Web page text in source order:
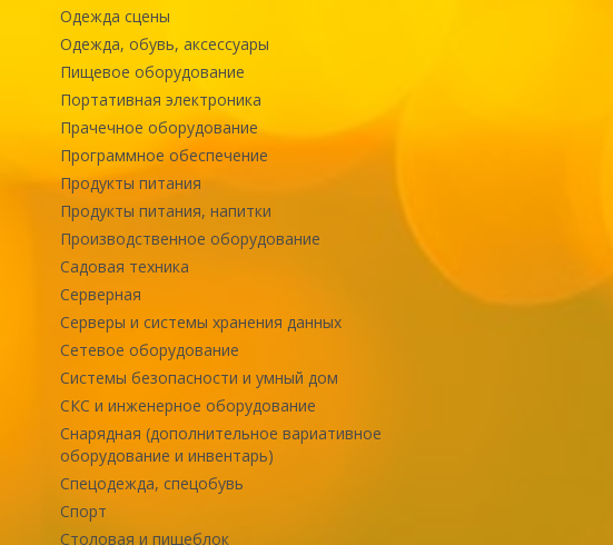
Одежда сцены
Одежда, обувь, аксессуары
Пищевое оборудование
Портативная электроника
Прачечное оборудование
Программное обеспечение
Продукты питания
Продукты питания, напитки
Производственное оборудование
Садовая техника
Серверная
Серверы и системы хранения данных
Сетевое оборудование
Системы безопасности и умный дом
СКС и инженерное оборудование
Снарядная (дополнительное вариативное
оборудование и инвентарь)
Спецодежда, спецобувь
Спорт
Столовая и пищеблок